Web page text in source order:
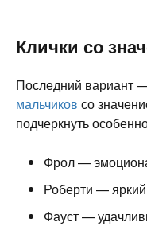
Клички со
Последний вариант
мальчиков со
подчеркнуть
Фрол —
Роберти —
Фауст —